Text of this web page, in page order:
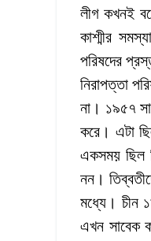
লীগ কখনই
কাশ্মীর
পরিষদের
নিরাপত্তা
না। ১৯৫৭
করে। এটা
একসময় ছিল
নন।
মধ্যে। চীন
এখন সাবেক